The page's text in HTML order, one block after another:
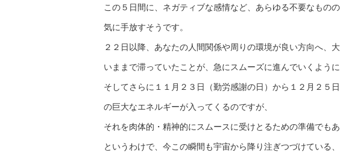
この５日間に、ネガティブな感情など、あらゆる不要なもの
気に手放すそうです。
２２日以降、あなたの人間関係や周りの環境が良い方向へ、
いままで滞っていたことが、急にスムーズに進んでいくよう
そしてさらに１１月２３日（勤労感謝の日）から１２月２５
の巨大なエネルギーが入ってくるのですが、
それを肉体的・精神的にスムースに受けとるための準備でもあ
というわけで、今この瞬間も宇宙から降り注ぎつづけている